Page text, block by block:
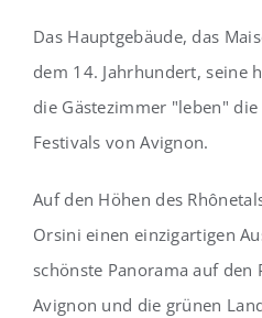
Das Hauptgebäude, das
dem 14. Jahrhundert, seine
die Gästezimmer "leben"
Festivals von Avignon.
Auf den Höhen des
Orsini einen einzigartigen
schönste Panorama auf den
Avignon und die grünen